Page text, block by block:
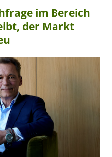
im Bereich
der Markt